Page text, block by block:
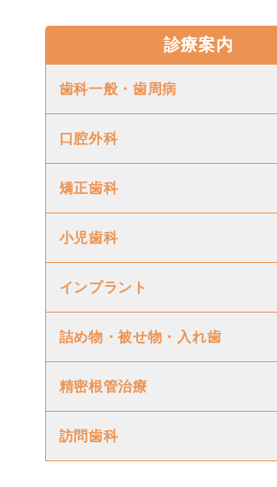
診療案内
歯科一般・歯周病
口腔外科
矯正歯科
小児歯科
インプラント
詰め物・被せ物・入れ歯
精密根管治療
訪問歯科